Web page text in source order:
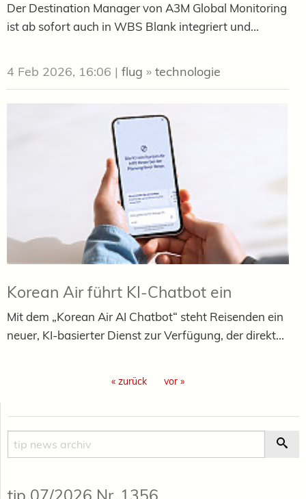
Der Destination Manager von A3M Global Monitoring
ist ab sofort auch in WBS Blank integriert und...
4 Feb 2026, 16:06 | flug » technologie
Korean Air führt KI-Chatbot ein
Mit dem „Korean Air AI Chatbot“ steht Reisenden ein
neuer, KI-basierter Dienst zur Verfügung, der direkt...
« zurück vor »
Suche